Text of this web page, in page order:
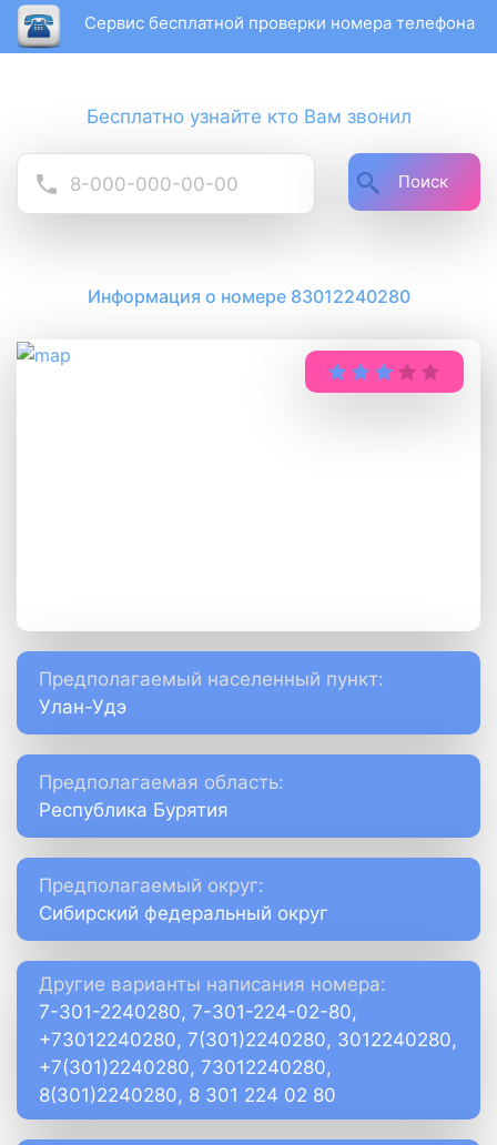
Сервис бесплатной проверки номера телефона
Бесплатно узнайте кто Вам звонил
Поиск
Информация о номере 83012240280
Предполагаемый населенный пункт:
Улан-Удэ
Предполагаемая область:
Республика Бурятия
Предполагаемый округ:
Сибирский федеральный округ
Другие варианты написания номера:
7-301-2240280, 7-301-224-02-80,
+73012240280, 7(301)2240280, 3012240280,
+7(301)2240280, 73012240280,
8(301)2240280, 8 301 224 02 80